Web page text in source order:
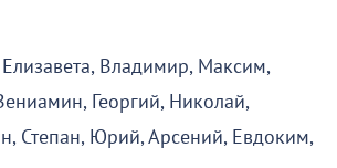
Владимир, Максим,
Георгий, Николай,
Степан, Юрий, Арсений, Евдоким,